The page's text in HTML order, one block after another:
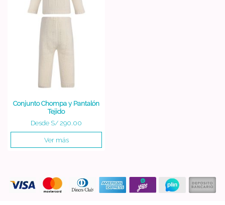
Conjunto Chompa y Pantalón
Tejido
Desde S/ 290.00
Ver más